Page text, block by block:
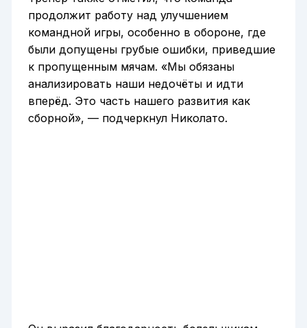
продолжит работу над улучшением
командной игры, особенно в обороне, где
были допущены грубые ошибки, приведшие
к пропущенным мячам. «Мы обязаны
анализировать наши недочёты и идти
вперёд. Это часть нашего развития как
сборной», — подчеркнул Николато.